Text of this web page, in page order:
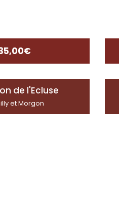
€
de l'Ecluse
et Morgon